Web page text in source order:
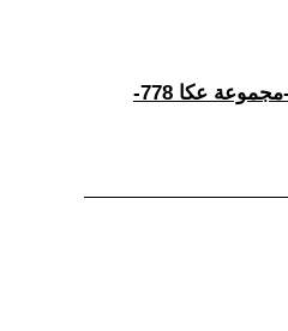
(4) العمل الفدائي في رواية -مجموعة عكا 778-